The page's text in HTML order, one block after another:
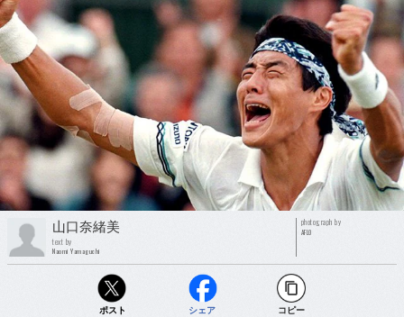
山口奈緒美
text by
Naomi Yamaguchi
photograph by
AFLO
ポスト シェア コピー